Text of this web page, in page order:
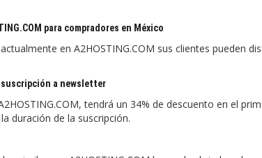
para compradores en México
en A2HOSTING.COM sus clientes pueden
suscripción a newsletter
tendrá un 34% de descuento en el
duración de la suscripción.